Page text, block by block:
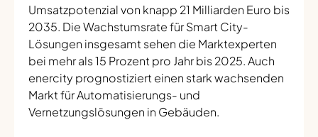
Umsatzpotenzial von knapp 21 Milliarden Euro bis
2035. Die Wachstumsrate für Smart City-
Lösungen insgesamt sehen die Marktexperten
bei mehr als 15 Prozent pro Jahr bis 2025. Auch
enercity prognostiziert einen stark wachsenden
Markt für Automatisierungs- und
Vernetzungslösungen in Gebäuden.